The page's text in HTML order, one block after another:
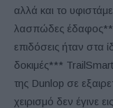
αλλά και το
λασπώδες έδαφος**.
επιδόσεις ήταν στα
δοκιμές***
της Dunlop σε
χειρισμό δεν έγινε